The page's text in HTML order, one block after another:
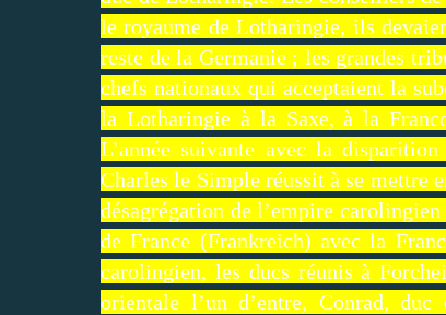
le royaume de Lotharingie, ils
reste de la Germanie ; les grandes
chefs nationaux qui acceptaient la
la Lotharingie à la Saxe, à la
L’année suivante avec la
Charles le Simple réussit à se mettre
désagrégation de l’empire
de France (Frankreich) avec la
carolingien, les ducs réunis à
orientale l’un d’entre, Conrad,